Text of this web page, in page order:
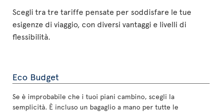
Scegli tra tre tariffe pensate per soddisfare le tue
esigenze di viaggio, con diversi vantaggi e livelli di
flessibilità.
Eco Budget
Se è improbabile che i tuoi piani cambino, scegli la
semplicità. È incluso un bagaglio a mano per tutte le